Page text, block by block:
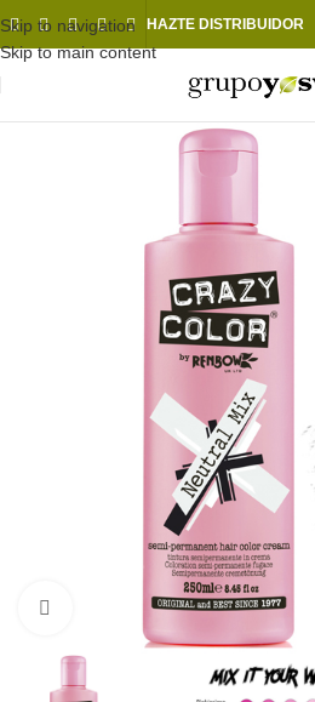
Skip to navigation
Skip to main content
HAZTE DISTRIBUIDOR
Click to enlarge